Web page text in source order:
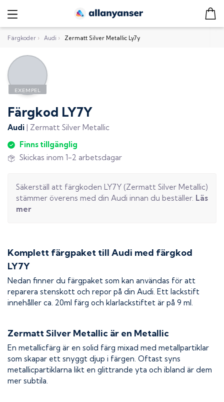
Färgkoder › Audi › Zermatt Silver Metallic Ly7y
Färgkod LY7Y
Audi | Zermatt Silver Metallic
Finns tillgänglig
Skickas inom 1-2 arbetsdagar
Säkerställ att färgkoden LY7Y (Zermatt Silver Metallic)
stämmer överens med din Audi innan du beställer. Läs
mer
Komplett färgpaket till Audi med färgkod
LY7Y
Nedan finner du färgpaket som kan användas för att
reparera stenskott och repor på din Audi. Ett lackstift
innehåller ca. 20ml färg och klarlackstiftet är på 9 ml.
Zermatt Silver Metallic är en Metallic
En metallicfärg är en solid färg mixad med metallpartiklar
som skapar ett snyggt djup i färgen. Oftast syns
metallicpartiklarna likt en glittrande yta och ibland är dem
mer subtila.